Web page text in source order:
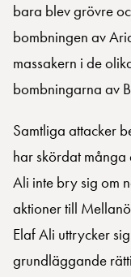
bara blev grövre
bombningen av
massakern i de
bombningarna av
Samtliga attacker
har skördat många
Ali inte bry sig om
aktioner till
Elaf Ali uttrycker
grundläggande